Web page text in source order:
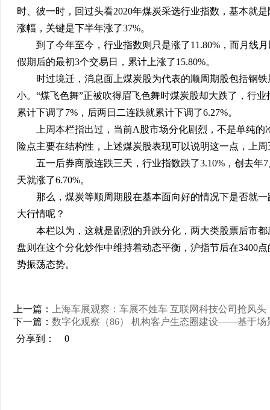
时、彼一时，回过头看2020年煤炭采选行业指数，基本就
涨幅，关键是下半年涨了37%。
到了今年至今，行业指数则只是涨了11.80%，而月线月
假期后的最初3个交易日，累计上涨了15.80%。
时过境迁，消息面上煤炭股为代表的顺周期股包括钢铁
小。“煤飞色舞”正被吹得眉飞色舞时煤炭股却大跌了，行
累计下调了7%，后两日二连跌就累计下调了6.27%。
上周本栏指出过，当前A股市场分化剧烈，不是单纯的
险点主要在结构性，上述煤炭股表现可以说明这一点，上
五一后券商股连跌三天，行业指数跌了3.10%，创去年7
天就涨了6.70%。
那么，煤炭等顺周期股在基本面向好的情况下是否就一
大行情呢？
本栏以为，这就是剧烈的升跌分化，两大类股票后市都
盘则在这个分化炒作中维持着动态平衡，沪指节后在3400
势振荡态势。
上一篇：
上海车展观察：车展不姓车 互联网科技公司抢风头
下一篇： 数字化观察（86） 机构客户生态圈建设——基于场
分享到：
0